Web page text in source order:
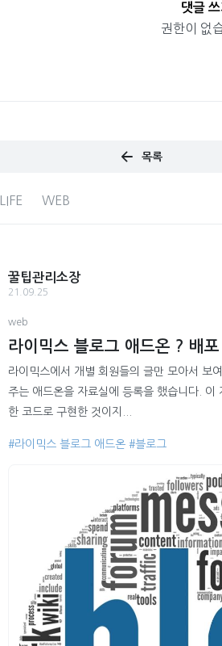
댓글 쓰
권한이 없
목록
LIFE WEB
꿀팁관리소장
21.09.25
web
라이믹스 블로그 애드온 ? 배포
라이믹스에서 개별 회원들의 글만 모아서 보
주는 애드온을 자료실에 등록을 했습니다.
한 코드로 구현한 것이지...
#라이믹스 블로그 애드온 #블로그